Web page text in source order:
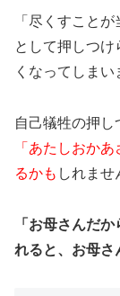
「尽くすこと
として押しつ
くなってしまい
自己犠牲の押し
「あたしおか
るかも しれませ
「お母さんだ
れると、お母さ